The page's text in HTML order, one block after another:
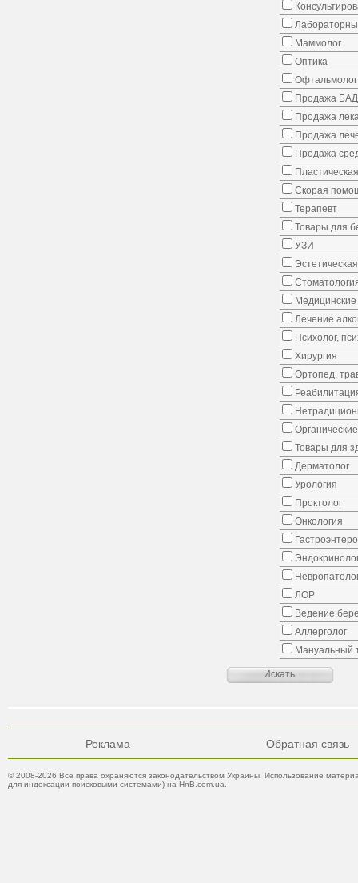
Маммолог
Оптика
Офтальмолог
Продажа
Продажа
Продажа
Продажа
Скорая
Терапевт
Товары для
УЗИ
Медицинские
Лечение
Психолог,
Хирургия
Ортопед,
Товары для
Дерматолог
Урология
Проктолог
Онкология
ЛОР
Ведение
Аллерголог
Мануальный
Реклама Обратная связь
© 2008-2026 Все права охраняются законодательством Украины. Использование
для индексации поисковыми системами) на HnB.com.ua.